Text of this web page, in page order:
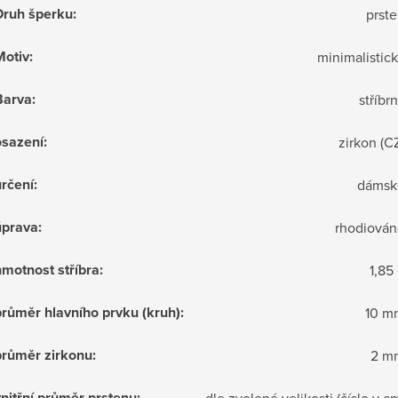
šperku:
:
:
: zirkon
:
:
stříbra: 1,85
hlavního prvku (kruh): 10
zirkonu: 2